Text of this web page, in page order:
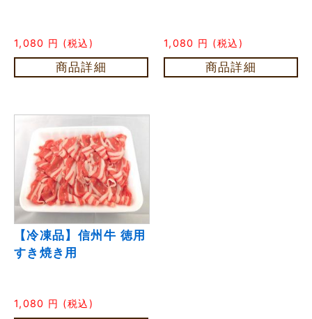
1,080 円 (税込)
商品詳細
1,080 円 (税込)
商品詳細
【冷凍品】信州牛 徳用
すき焼き用
1,080 円 (税込)